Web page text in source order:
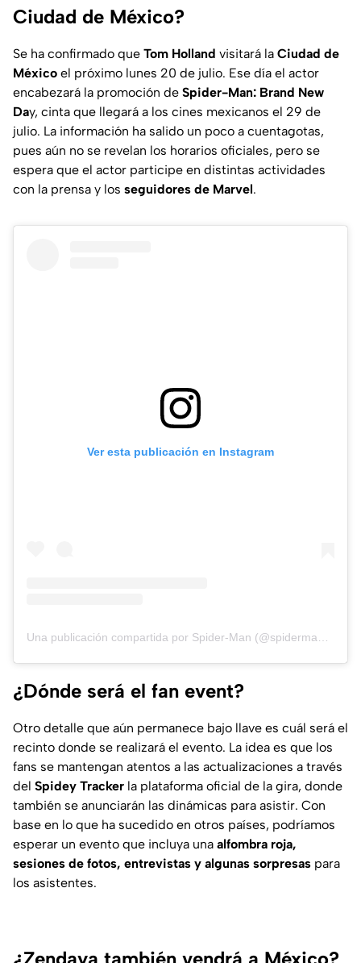
Ciudad de México?
Se ha confirmado que Tom Holland visitará la Ciudad de
México el próximo lunes 20 de julio. Ese día el actor
encabezará la promoción de Spider-Man: Brand New
Day, cinta que llegará a los cines mexicanos el 29 de
julio. La información ha salido un poco a cuentagotas,
pues aún no se revelan los horarios oficiales, pero se
espera que el actor participe en distintas actividades
con la prensa y los seguidores de Marvel.
Ver esta publicación en Instagram
¿Dónde será el fan event?
Otro detalle que aún permanece bajo llave es cuál será el
recinto donde se realizará el evento. La idea es que los
fans se mantengan atentos a las actualizaciones a través
del Spidey Tracker la plataforma oficial de la gira, donde
también se anunciarán las dinámicas para asistir. Con
base en lo que ha sucedido en otros países, podríamos
esperar un evento que incluya una alfombra roja,
sesiones de fotos, entrevistas y algunas sorpresas para
los asistentes.